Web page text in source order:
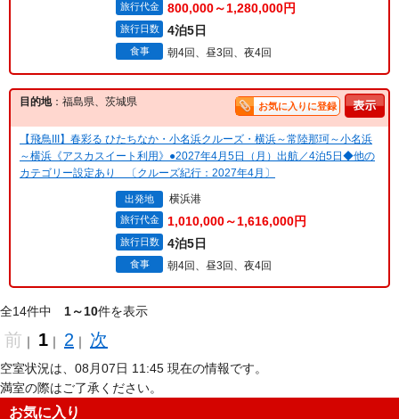
旅行代金 800,000～1,280,000円
旅行日数 4泊5日
食事 朝4回、昼3回、夜4回
目的地：福島県、茨城県 お気に入りに登録
【飛鳥III】春彩る ひたちなか・小名浜クルーズ・横浜～常陸那珂～小名浜
～横浜《アスカスイート利用》●2027年4月5日（月）出航／4泊5日◆他の
カテゴリー設定あり 〔クルーズ紀行：2027年4月〕
出発地 横浜港
旅行代金 1,010,000～1,616,000円
旅行日数 4泊5日
食事 朝4回、昼3回、夜4回
全14件中 1～10件を表示
前 ｜ 1 ｜ 2 ｜ 次
空室状況は、08月07日 11:45 現在の情報です。
満室の際はご了承ください。
お気に入り